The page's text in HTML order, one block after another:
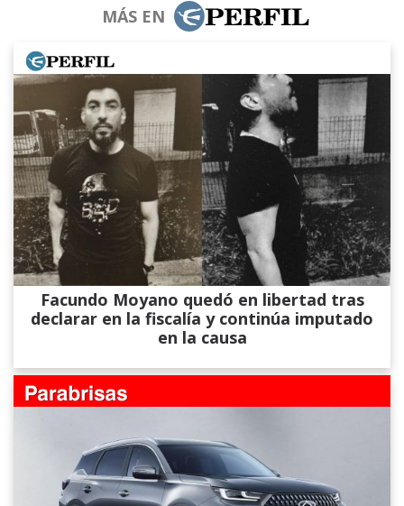
MÁS EN
Facundo Moyano quedó en libertad tras
declarar en la fiscalía y continúa imputado
en la causa